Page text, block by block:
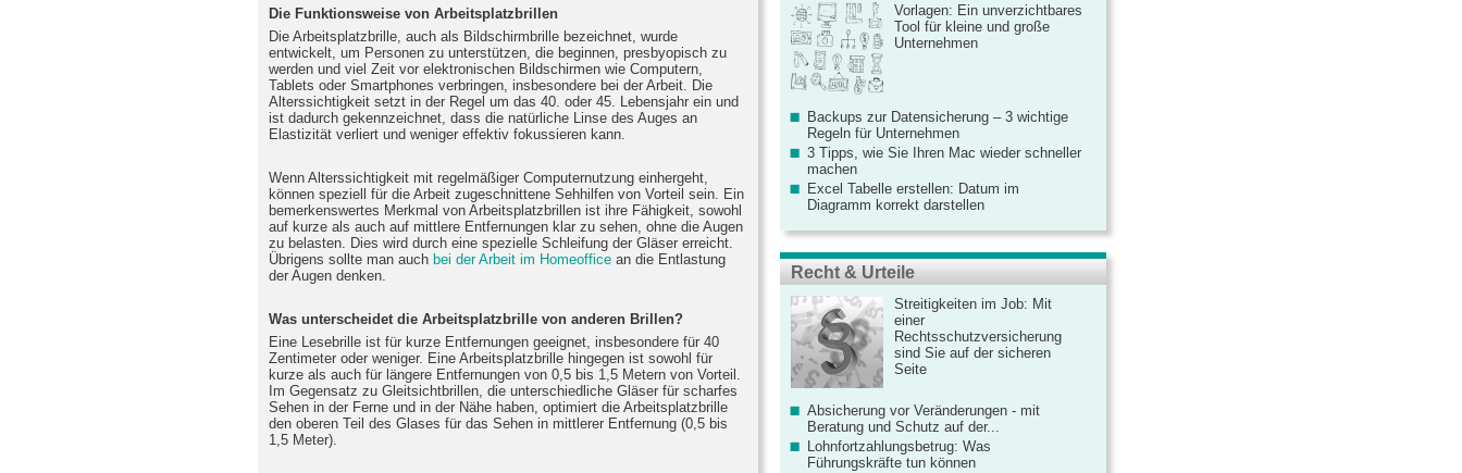
Die Funktionsweise von Arbeitsplatzbrillen
Die Arbeitsplatzbrille, auch als Bildschirmbrille bezeichnet, wurde
entwickelt, um Personen zu unterstützen, die beginnen, presbyopisch zu
werden und viel Zeit vor elektronischen Bildschirmen wie Computern,
Tablets oder Smartphones verbringen, insbesondere bei der Arbeit. Die
Alterssichtigkeit setzt in der Regel um das 40. oder 45. Lebensjahr ein und
ist dadurch gekennzeichnet, dass die natürliche Linse des Auges an
Elastizität verliert und weniger effektiv fokussieren kann.
Wenn Alterssichtigkeit mit regelmäßiger Computernutzung einhergeht,
können speziell für die Arbeit zugeschnittene Sehhilfen von Vorteil sein. Ein
bemerkenswertes Merkmal von Arbeitsplatzbrillen ist ihre Fähigkeit, sowohl
auf kurze als auch auf mittlere Entfernungen klar zu sehen, ohne die Augen
zu belasten. Dies wird durch eine spezielle Schleifung der Gläser erreicht.
Übrigens sollte man auch bei der Arbeit im Homeoffice an die Entlastung
der Augen denken.
Was unterscheidet die Arbeitsplatzbrille von anderen Brillen?
Eine Lesebrille ist für kurze Entfernungen geeignet, insbesondere für 40
Zentimeter oder weniger. Eine Arbeitsplatzbrille hingegen ist sowohl für
kurze als auch für längere Entfernungen von 0,5 bis 1,5 Metern von Vorteil.
Im Gegensatz zu Gleitsichtbrillen, die unterschiedliche Gläser für scharfes
Sehen in der Ferne und in der Nähe haben, optimiert die Arbeitsplatzbrille
den oberen Teil des Glases für das Sehen in mittlerer Entfernung (0,5 bis
1,5 Meter).
Vorlagen: Ein unverzichtbares
Tool für kleine und große
Unternehmen
Backups zur Datensicherung – 3 wichtige
Regeln für Unternehmen
3 Tipps, wie Sie Ihren Mac wieder schneller
machen
Excel Tabelle erstellen: Datum im
Diagramm korrekt darstellen
Recht & Urteile
Streitigkeiten im Job: Mit
einer
Rechtsschutzversicherung
sind Sie auf der sicheren
Seite
Absicherung vor Veränderungen - mit
Beratung und Schutz auf der...
Lohnfortzahlungsbetrug: Was
Führungskräfte tun können